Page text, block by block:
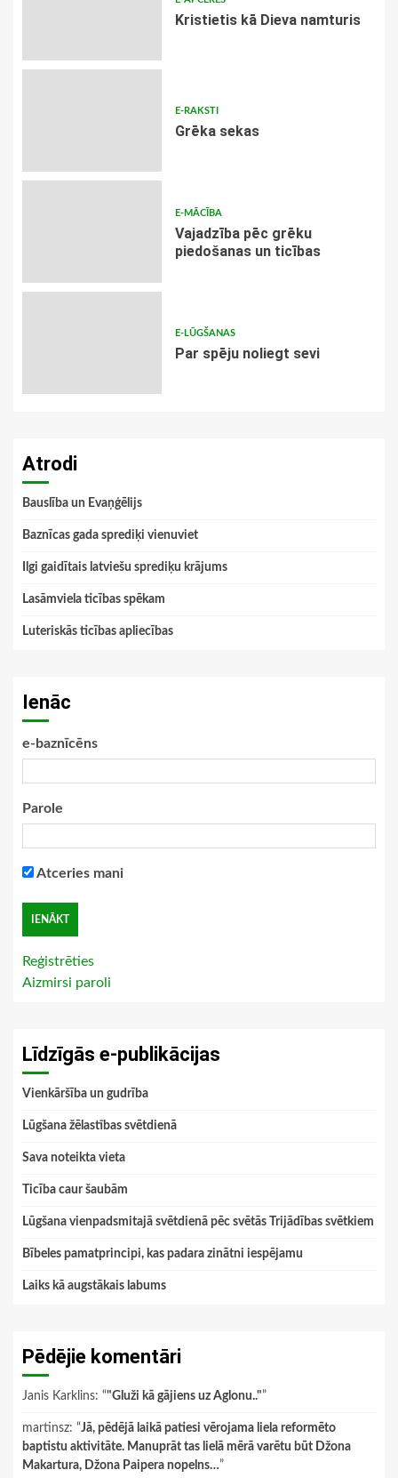
Kristietis kā Dieva namturis
E-RAKSTI
Grēka sekas
E-MĀCĪBA
Vajadzība pēc grēku
piedošanas un ticības
E-LŪGŠANAS
Par spēju noliegt sevi
Atrodi
Bauslība un Evaņģēlijs
Baznīcas gada sprediķi vienuviet
Ilgi gaidītais latviešu sprediķu krājums
Lasāmviela ticības spēkam
Luteriskās ticības apliecības
Ienāc
e-baznīcēns
Parole
Atceries mani
Reģistrēties
Aizmirsi paroli
Līdzīgās e-publikācijas
Vienkāršība un gudrība
Lūgšana žēlastības svētdienā
Sava noteikta vieta
Ticība caur šaubām
Lūgšana vienpadsmitajā svētdienā pēc svētās Trijādības svētkiem
Bībeles pamatprincipi, kas padara zinātni iespējamu
Laiks kā augstākais labums
Pēdējie komentāri
Janis Karklins: “"Gluži kā gājiens uz Aglonu.."”
martinsz: “Jā, pēdējā laikā patiesi vērojama liela reformēto
baptistu aktivitāte. Manuprāt tas lielā mērā varētu būt Džona
Makartura, Džona Paipera nopelns…”